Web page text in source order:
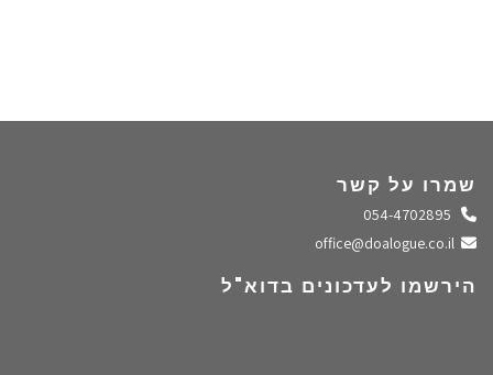
שמרו על קשר
התקשרו אלינו
שלחו מייל
הירשמו לעדכונים בדוא"ל